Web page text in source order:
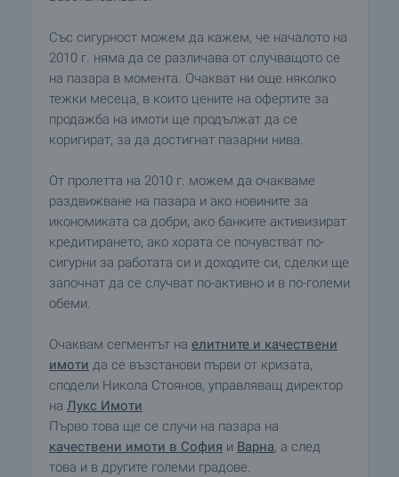
Със сигурност можем да кажем, че началото на
2010 г. няма да се различава от случващото се
на пазара в момента. Очакват ни още няколко
тежки месеца, в които цените на офертите за
продажба на имоти ще продължат да се
коригират, за да достигнат пазарни нива.
От пролетта на 2010 г. можем да очакваме
раздвижване на пазара и ако новините за
икономиката са добри, ако банките активизират
кредитирането, ако хората се почувстват по-
сигурни за работата си и доходите си, сделки ще
започнат да се случват по-активно и в по-големи
обеми.
Очаквам сегментът на елитните и качествени
имоти да се възстанови първи от кризата,
сподели Никола Стоянов, управляващ директор
на Лукс Имоти.
Първо това ще се случи на пазара на
качествени имоти в София и Варна, а след
това и в другите големи градове.